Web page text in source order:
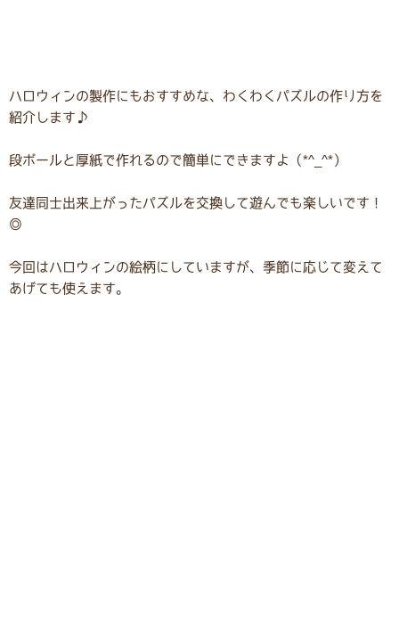
ハロウィンの製作にもおすすめな、わくわくパズルの作り方を
紹介します♪
段ボールと厚紙で作れるので簡単にできますよ（*^_^*）
友達同士出来上がったパズルを交換して遊んでも楽しいです！
◎
今回はハロウィンの絵柄にしていますが、季節に応じて変えて
あげても使えます。